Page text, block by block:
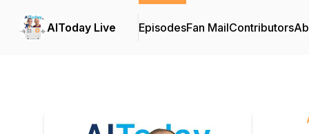
AIToday Live EpisodesFan MailContributors